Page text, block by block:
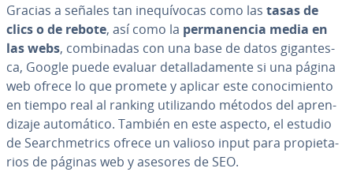
Gracias a señales tan ine­quí­vo­cas como las tasas de
clics o de rebote, así como la pe­r­ma­ne­n­cia media en
las webs, co­m­bi­na­das con una base de datos gi­ga­n­te­s­
ca, Google puede evaluar de­ta­lla­da­me­n­te si una página
web ofrece lo que promete y aplicar este co­no­ci­mie­n­to
en tiempo real al ranking uti­li­za­n­do métodos del apre­n­
di­za­je au­to­má­ti­co. También en este aspecto, el estudio
de Sea­r­ch­me­tri­cs ofrece un valioso input para pro­pie­ta­
rios de páginas web y asesores de SEO.